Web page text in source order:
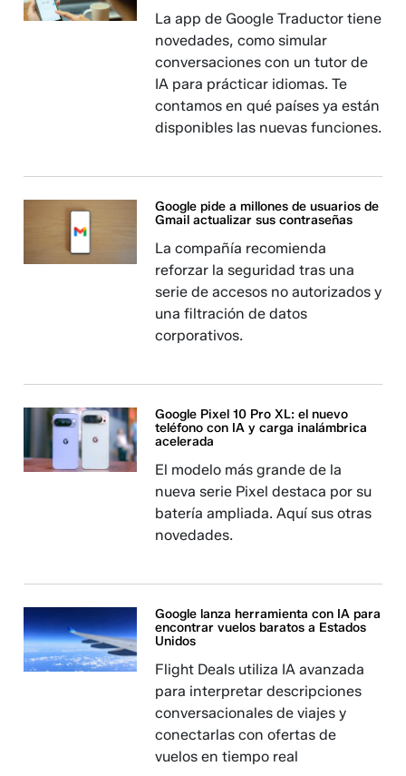
La app de Google Traductor tiene
novedades, como simular
conversaciones con un tutor de
IA para prácticar idiomas. Te
contamos en qué países ya están
disponibles las nuevas funciones.
Google pide a millones de usuarios de
Gmail actualizar sus contraseñas
La compañía recomienda
reforzar la seguridad tras una
serie de accesos no autorizados y
una filtración de datos
corporativos.
Google Pixel 10 Pro XL: el nuevo
teléfono con IA y carga inalámbrica
acelerada
El modelo más grande de la
nueva serie Pixel destaca por su
batería ampliada. Aquí sus otras
novedades.
Google lanza herramienta con IA para
encontrar vuelos baratos a Estados
Unidos
Flight Deals utiliza IA avanzada
para interpretar descripciones
conversacionales de viajes y
conectarlas con ofertas de
vuelos en tiempo real